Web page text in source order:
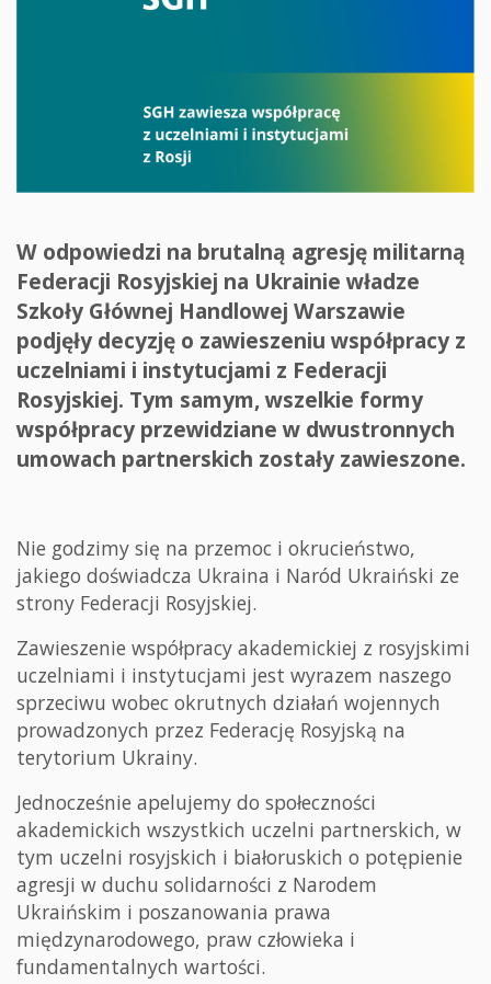
W odpowiedzi na brutalną agresję militarną
Federacji Rosyjskiej na Ukrainie władze
Szkoły Głównej Handlowej Warszawie
podjęły decyzję o zawieszeniu współpracy z
uczelniami i instytucjami z Federacji
Rosyjskiej. Tym samym, wszelkie formy
współpracy przewidziane w dwustronnych
umowach partnerskich zostały zawieszone.
Nie godzimy się na przemoc i okrucieństwo,
jakiego doświadcza Ukraina i Naród Ukraiński ze
strony Federacji Rosyjskiej.
Zawieszenie współpracy akademickiej z rosyjskimi
uczelniami i instytucjami jest wyrazem naszego
sprzeciwu wobec okrutnych działań wojennych
prowadzonych przez Federację Rosyjską na
terytorium Ukrainy.
Jednocześnie apelujemy do społeczności
akademickich wszystkich uczelni partnerskich, w
tym uczelni rosyjskich i białoruskich o potępienie
agresji w duchu solidarności z Narodem
Ukraińskim i poszanowania prawa
międzynarodowego, praw człowieka i
fundamentalnych wartości.